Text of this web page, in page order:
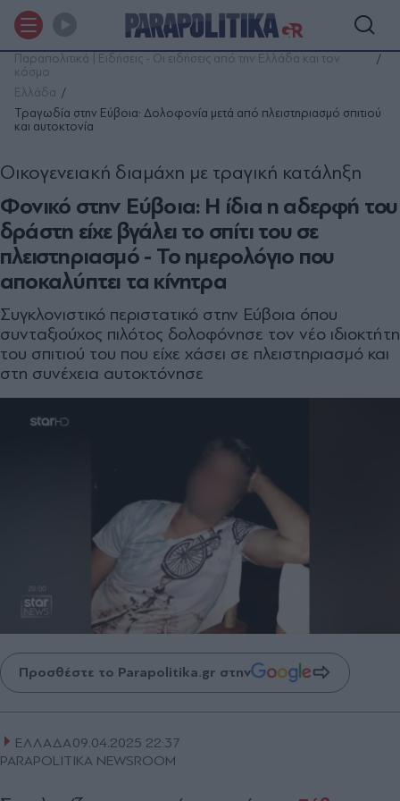
Παραπολιτικά | Ειδήσεις - Οι ειδήσεις από την Ελλάδα και τον
κόσμο
Ελλάδα
Τραγωδία στην Εύβοια: Δολοφονία μετά από πλειστηριασμό σπιτιού
και αυτοκτονία
Φονικό στην Εύβοια: Η ίδια η αδερφή του
δράστη είχε βγάλει το σπίτι του σε
πλειστηριασμό - Το ημερολόγιο που
αποκαλύπτει τα κίνητρα
Οικογενειακή διαμάχη με τραγική κατάληξη
Συγκλονιστικό περιστατικό στην Εύβοια όπου
συνταξιούχος πιλότος δολοφόνησε τον νέο ιδιοκτήτη
του σπιτιού του που είχε χάσει σε πλειστηριασμό και
στη συνέχεια αυτοκτόνησε
Προσθέστε το Parapolitika.gr στην
ΕΛΛΑΔΑ09.04.2025 22:37
PARAPOLITIKA NEWSROOM